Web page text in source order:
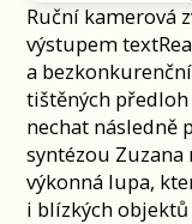
Ruční kamerová
výstupem
a
tištěných
nechat následně
syntézou
výkonná lupa,
i blízkých objektů